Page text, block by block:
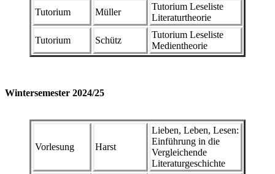
Tutorium Müller
Tutorium Leseliste
Literaturtheorie
Tutorium Schütz
Tutorium Leseliste
Medientheorie
Wintersemester 2024/25
Vorlesung Harst
Lieben, Leben, Lesen:
Einführung in die
Vergleichende
Literaturgeschichte